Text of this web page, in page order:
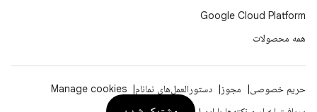
Google Cloud Platform
همه محصولات
حریم خصوصی مجوز دستورالعمل‌های نمانام
Manage cookies